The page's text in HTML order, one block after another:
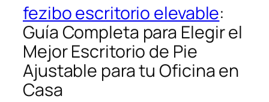
fezibo escritorio elevable:
Guía Completa para Elegir el
Mejor Escritorio de Pie
Ajustable para tu Oficina en
Casa